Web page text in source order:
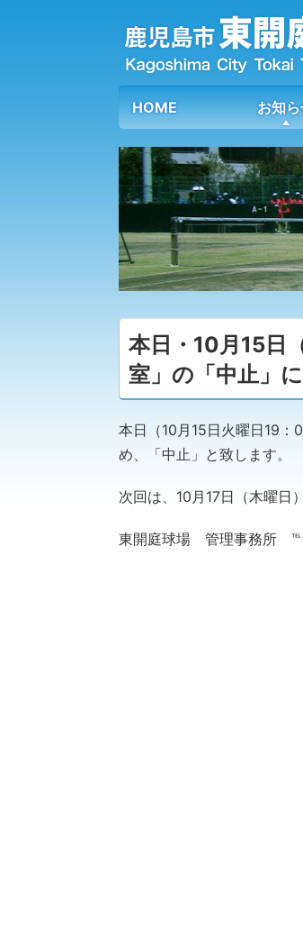
HOME お知
本日・10月15日
室」の「中止」
本日（10月15日火曜日19
め、「中止」と致します。
次回は、10月17日（木曜日
東開庭球場 管理事務所